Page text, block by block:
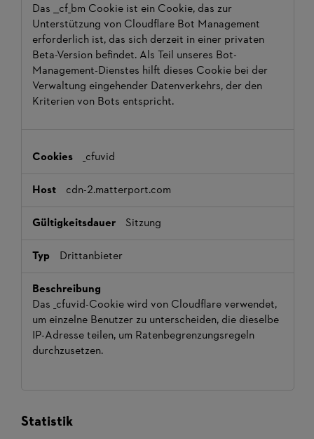
Das __cf_bm Cookie ist ein Cookie, das zur
Unterstützung von Cloudflare Bot Management
erforderlich ist, das sich derzeit in einer privaten
Beta-Version befindet. Als Teil unseres Bot-
Management-Dienstes hilft dieses Cookie bei der
Verwaltung eingehender Datenverkehrs, der den
Kriterien von Bots entspricht.
_cfuvid
cdn-2.matterport.com
Sitzung
Drittanbieter
Das _cfuvid-Cookie wird von Cloudflare verwendet,
um einzelne Benutzer zu unterscheiden, die dieselbe
IP-Adresse teilen, um Ratenbegrenzungsregeln
durchzusetzen.
Statistik